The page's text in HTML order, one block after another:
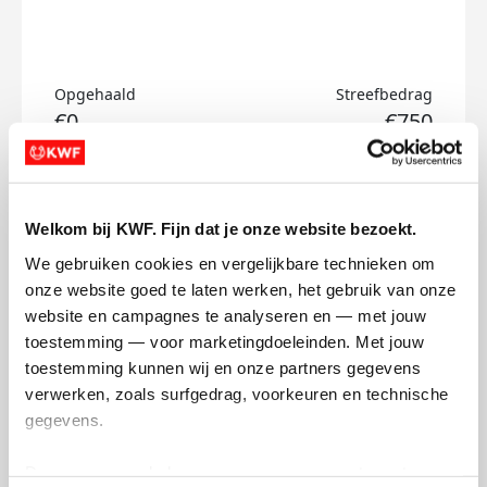
Welkom bij KWF. Fijn dat je onze website bezoekt.
We gebruiken cookies en vergelijkbare technieken om
onze website goed te laten werken, het gebruik van onze
website en campagnes te analyseren en — met jouw
toestemming — voor marketingdoeleinden. Met jouw
toestemming kunnen wij en onze partners gegevens
verwerken, zoals surfgedrag, voorkeuren en technische
gegevens.
Opgehaald
€0
Streefbedrag
€750
Doneer
Niene's badges